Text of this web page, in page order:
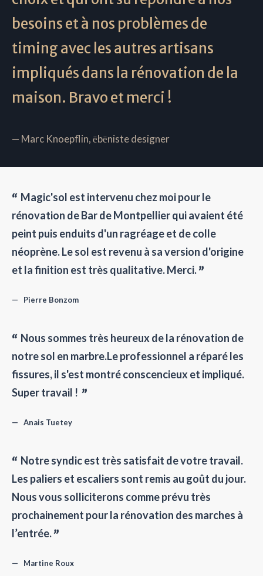
besoins et à nos problèmes de
timing avec les autres artisans
impliqués dans la rénovation de la
maison. Bravo et merci !
— Marc Knoepflin, ēbēniste designer
Magic'sol est intervenu chez moi pour le
rénovation de Bar de Montpellier qui avaient été
peint puis enduits d'un ragréage et de colle
néoprène. Le sol est revenu à sa version d'origine
et la finition est très qualitative. Merci.
Pierre Bonzom
Nous sommes très heureux de la rénovation de
notre sol en marbre.Le professionnel a réparé les
fissures, il s'est montré conscencieux et impliqué.
Super travail !
Anais Tuetey
Notre syndic est très satisfait de votre travail.
Les paliers et escaliers sont remis au goût du jour.
Nous vous solliciterons comme prévu très
prochainement pour la rénovation des marches à
l’entrée.
Martine Roux